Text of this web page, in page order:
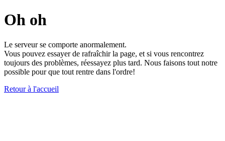
Oh oh
Le serveur se comporte anormalement.
Vous pouvez essayer de rafraîchir la page, et si vous rencontrez
toujours des problèmes, réessayez plus tard. Nous faisons tout notre
possible pour que tout rentre dans l'ordre!
Retour à l'accueil